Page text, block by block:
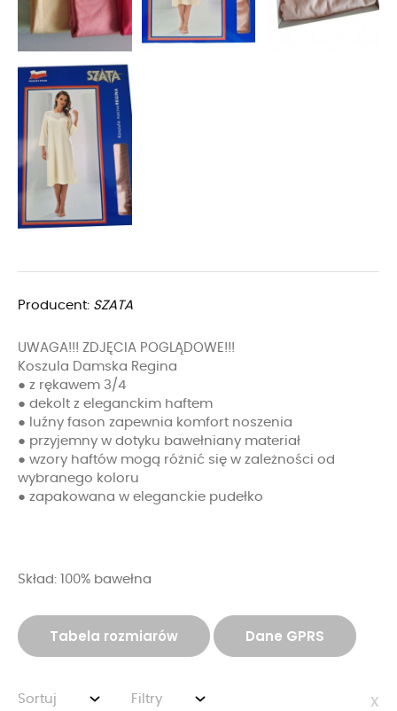
Producent: SZATA
UWAGA!!! ZDJĘCIA POGLĄDOWE!!!
Koszula Damska Regina
● z rękawem 3/4
● dekolt z eleganckim haftem
● luźny fason zapewnia komfort noszenia
● przyjemny w dotyku bawełniany materiał
● wzory haftów mogą różnić się w zależności od
wybranego koloru
● zapakowana w eleganckie pudełko
Skład: 100% bawełna
Tabela rozmiarów Dane GPRS
Sortuj Filtry x